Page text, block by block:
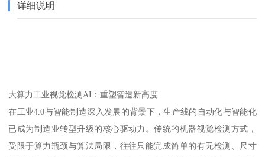
详细说明
大算力工业视觉检测AI：重塑智造新高度
在工业4.0与智能制造深入发展的背景下，生产线的自动化与智能化
已成为制造业转型升级的核心驱动力。传统的机器视觉检测方式，
受限于算力瓶颈与算法局限，往往只能完成简单的有无检测、尺寸